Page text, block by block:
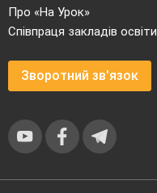
Про «На Урок»
Співпраця закладів освіти
Зворотний зв'язок